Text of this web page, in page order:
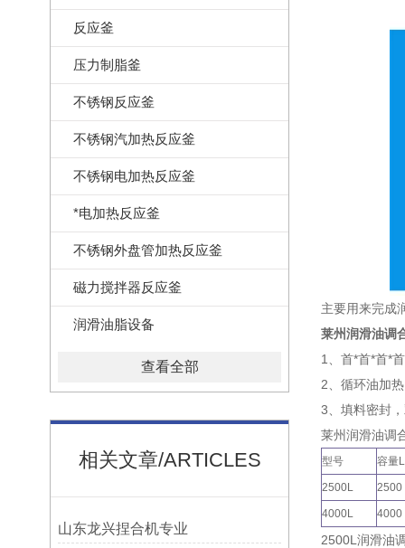
反应釜
压力制脂釜
不锈钢反应釜
不锈钢汽加热反应釜
不锈钢电加热反应釜
*电加热反应釜
不锈钢外盘管加热反应釜
磁力搅拌器反应釜
润滑油脂设备
查看全部
相关文章/ARTICLES
山东龙兴捏合机专业
主要用来完成
莱州润滑油调
1、首*首*首*
2、循环油加
3、填料密封
莱州润滑油调
型号 容量L
2500L 2500
4000L 4000
2500L润滑油